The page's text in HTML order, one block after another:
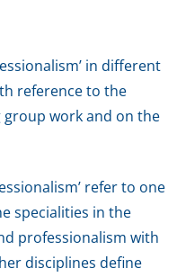
in different
reference to the
work and on the
refer to one
specialities in the
professionalism with
disciplines define